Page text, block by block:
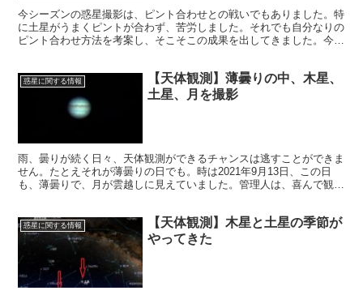
今シーズンの惑星撮影は、ピント合わせとの戦いでもありました。特
に土星がうまくピントが合わず、苦労しました。それでも自分なりの
ピント合わせ方法を考案し、そこそこの成果を出してきました。今回
惑星に関する情報
【天体観測】薄曇りの中、木星、
土星、月を撮影
雨、曇りが続く日々、天体観測ができるチャンスは逃すことができま
せん。たとえそれが薄曇りの日でも。時は2021年9月13日、この日
も、薄曇りで、月が雲越しに見えていました。管理人は、喜んで観測
惑星に関する情報
【天体観測】木星と土星の季節が
やってきた